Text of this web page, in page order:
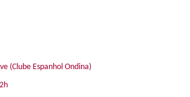
(Clube Espanhol Ondina)